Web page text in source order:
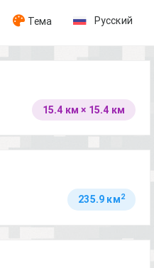
Тема Русский
15.4 км × 15.4 км
235.9 км2